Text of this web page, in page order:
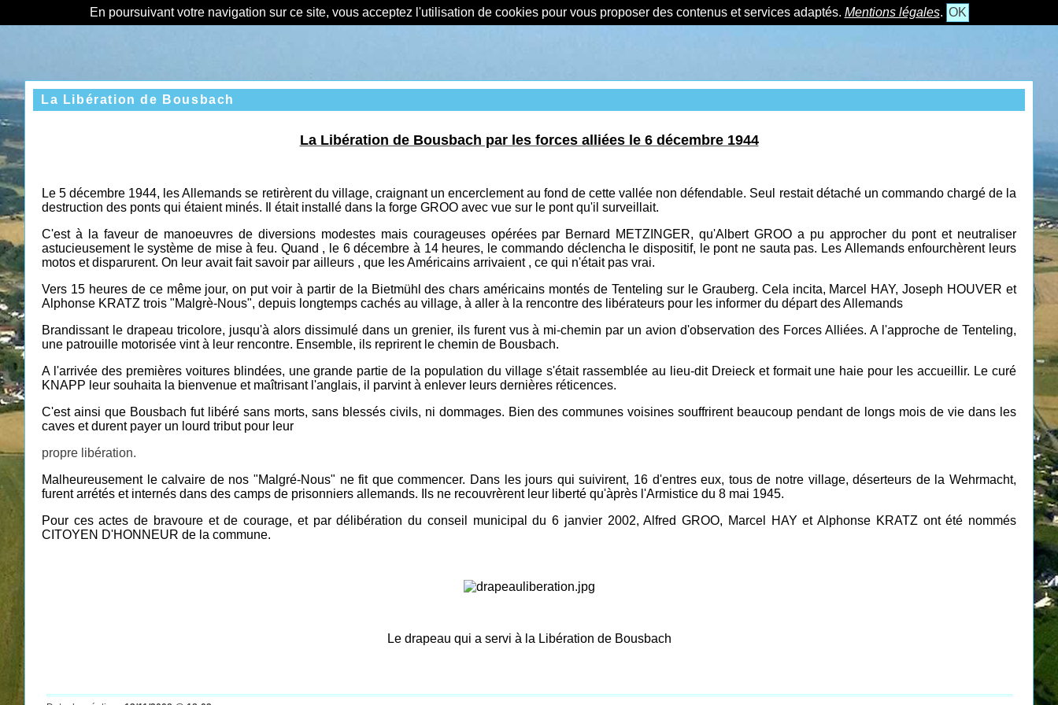
En poursuivant votre navigation sur ce site, vous acceptez l'utilisation de cookies pour vous proposer des contenus et services adaptés. Mentions légales. OK
La Libération de Bousbach
La Libération de Bousbach par les forces alliées le 6 décembre 1944
Le 5 décembre 1944, les Allemands se retirèrent du village, craignant un encerclement au fond de cette vallée non défendable. Seul restait détaché un commando chargé de la
destruction des ponts qui étaient minés. Il était installé dans la forge GROO avec vue sur le pont qu'il surveillait.
C'est à la faveur de manoeuvres de diversions modestes mais courageuses opérées par Bernard METZINGER, qu'Albert GROO a pu approcher du pont et neutraliser
astucieusement le système de mise à feu. Quand , le 6 décembre à 14 heures, le commando déclencha le dispositif, le pont ne sauta pas. Les Allemands enfourchèrent leurs
motos et disparurent. On leur avait fait savoir par ailleurs , que les Américains arrivaient , ce qui n'était pas vrai.
Vers 15 heures de ce même jour, on put voir à partir de la Bietmühl des chars américains montés de Tenteling sur le Grauberg. Cela incita, Marcel HAY, Joseph HOUVER et
Alphonse KRATZ trois "Malgrè-Nous", depuis longtemps cachés au village, à aller à la rencontre des libérateurs pour les informer du départ des Allemands
Brandissant le drapeau tricolore, jusqu'à alors dissimulé dans un grenier, ils furent vus à mi-chemin par un avion d'observation des Forces Alliées. A l'approche de Tenteling,
une patrouille motorisée vint à leur rencontre. Ensemble, ils reprirent le chemin de Bousbach.
A l'arrivée des premières voitures blindées, une grande partie de la population du village s'était rassemblée au lieu-dit Dreieck et formait une haie pour les accueillir. Le curé
KNAPP leur souhaita la bienvenue et maîtrisant l'anglais, il parvint à enlever leurs dernières réticences.
C'est ainsi que Bousbach fut libéré sans morts, sans blessés civils, ni dommages. Bien des communes voisines souffrirent beaucoup pendant de longs mois de vie dans les
caves et durent payer un lourd tribut pour leur
propre libération.
Malheureusement le calvaire de nos "Malgré-Nous" ne fit que commencer. Dans les jours qui suivirent, 16 d'entres eux, tous de notre village, déserteurs de la Wehrmacht,
furent arrétés et internés dans des camps de prisonniers allemands. Ils ne recouvrèrent leur liberté qu'àprès l'Armistice du 8 mai 1945.
Pour ces actes de bravoure et de courage, et par délibération du conseil municipal du 6 janvier 2002, Alfred GROO, Marcel HAY et Alphonse KRATZ ont été nommés
CITOYEN D'HONNEUR de la commune.
Le drapeau qui a servi à la Libération de Bousbach